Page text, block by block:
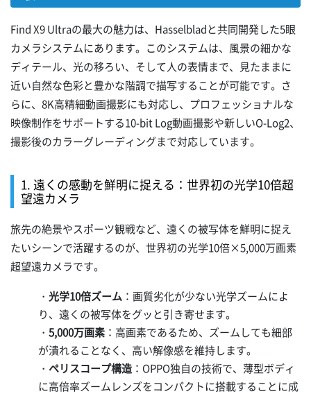
Find X9 Ultraの最大の魅力は、Hasselbladと共同開発した5眼
カメラシステムにあります。このシステムは、風景の細かな
ディテール、光の移ろい、そして人の表情まで、見たままに
近い自然な色彩と豊かな階調で描写することが可能です。さ
らに、8K高精細動画撮影にも対応し、プロフェッショナルな
映像制作をサポートする10-bit Log動画撮影や新しいO-Log2、
撮影後のカラーグレーディングまで対応しています。
1. 遠くの感動を鮮明に捉える：世界初の光学10倍超
望遠カメラ
旅先の絶景やスポーツ観戦など、遠くの被写体を鮮明に捉え
たいシーンで活躍するのが、世界初の光学10倍×5,000万画素
超望遠カメラです。
・ 光学10倍ズーム ：画質劣化が少ない光学ズームによ
り、遠くの被写体をグッと引き寄せます。
・ 5,000万画素 ：高画素であるため、ズームしても細部
が潰れることなく、高い解像感を維持します。
・ ペリスコープ構造 ：OPPO独自の技術で、薄型ボディ
に高倍率ズームレンズをコンパクトに搭載することに成